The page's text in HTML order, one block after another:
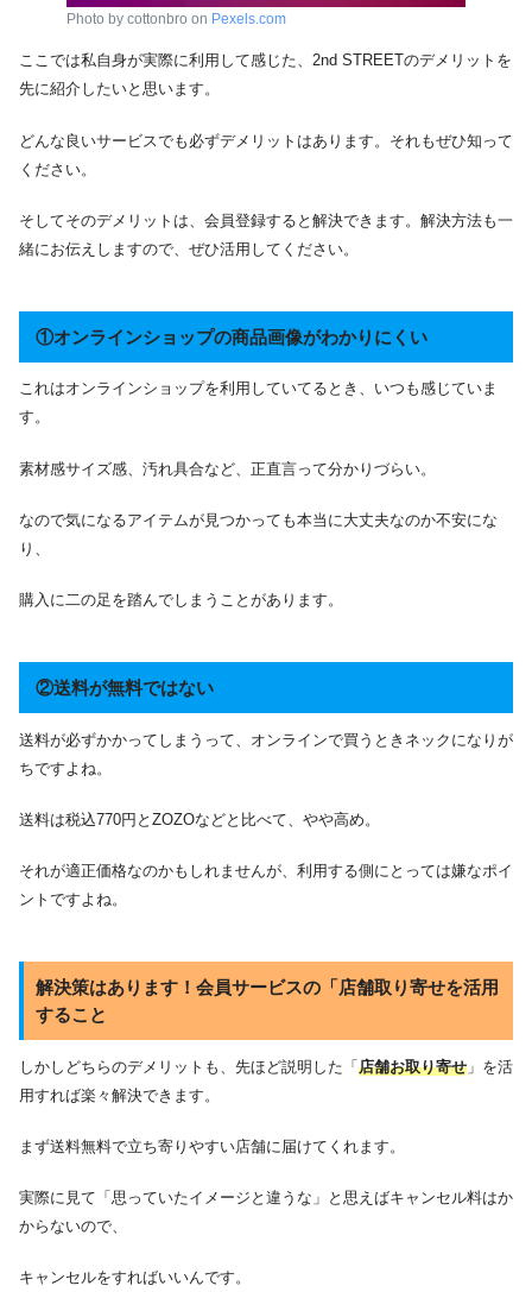
Photo by cottonbro on Pexels.com
ここでは私自身が実際に利用して感じた、2nd STREETのデメリットを
先に紹介したいと思います。
どんな良いサービスでも必ずデメリットはあります。それもぜひ知って
ください。
そしてそのデメリットは、会員登録すると解決できます。解決方法も一
緒にお伝えしますので、ぜひ活用してください。
①オンラインショップの商品画像がわかりにくい
これはオンラインショップを利用していてるとき、いつも感じていま
す。
素材感サイズ感、汚れ具合など、正直言って分かりづらい。
なので気になるアイテムが見つかっても本当に大丈夫なのか不安にな
り、
購入に二の足を踏んでしまうことがあります。
②送料が無料ではない
送料が必ずかかってしまうって、オンラインで買うときネックになりが
ちですよね。
送料は税込770円とZOZOなどと比べて、やや高め。
それが適正価格なのかもしれませんが、利用する側にとっては嫌なポイ
ントですよね。
解決策はあります！会員サービスの「店舗取り寄せを活用
すること
しかしどちらのデメリットも、先ほど説明した「 店舗お取り寄せ 」を活
用すれば楽々解決できます。
まず送料無料で立ち寄りやすい店舗に届けてくれます。
実際に見て「思っていたイメージと違うな」と思えばキャンセル料はか
からないので、
キャンセルをすればいいんです。